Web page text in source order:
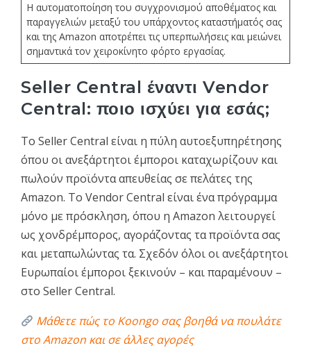
Η αυτοματοποίηση του συγχρονισμού αποθέματος και
παραγγελιών μεταξύ του υπάρχοντος καταστήματός σας
και της Amazon αποτρέπει τις υπερπωλήσεις και μειώνει
σημαντικά τον χειροκίνητο φόρτο εργασίας.
Seller Central έναντι Vendor
Central: ποιο ισχύει για εσάς;
Το Seller Central είναι η πύλη αυτοεξυπηρέτησης
όπου οι ανεξάρτητοι έμποροι καταχωρίζουν και
πωλούν προϊόντα απευθείας σε πελάτες της
Amazon. Το Vendor Central είναι ένα πρόγραμμα
μόνο με πρόσκληση, όπου η Amazon λειτουργεί
ως χονδρέμπορος, αγοράζοντας τα προϊόντα σας
και μεταπωλώντας τα. Σχεδόν όλοι οι ανεξάρτητοι
Ευρωπαίοι έμποροι ξεκινούν – και παραμένουν –
στο Seller Central.
Μάθετε πώς το Koongo σας βοηθά να πουλάτε
στο Amazon και σε άλλες αγορές